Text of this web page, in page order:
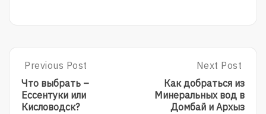
Post
navigation
Previous
Post:
Что
Выбрать
Previous Post
Что выбрать –
Ессентуки или
Кисловодск?
Next
Post:
Как
Добраться
Next Post
Как добраться из
Минеральных вод в
Домбай и Архыз